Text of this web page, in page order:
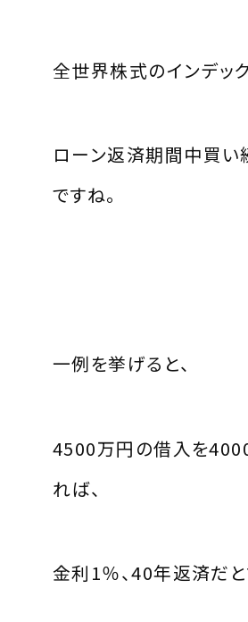
全世界株式のインデッ
ローン返済期間中買い
ですね。
一例を挙げると、
4500万円の借入を
れば、
金利1％、40年返済だと